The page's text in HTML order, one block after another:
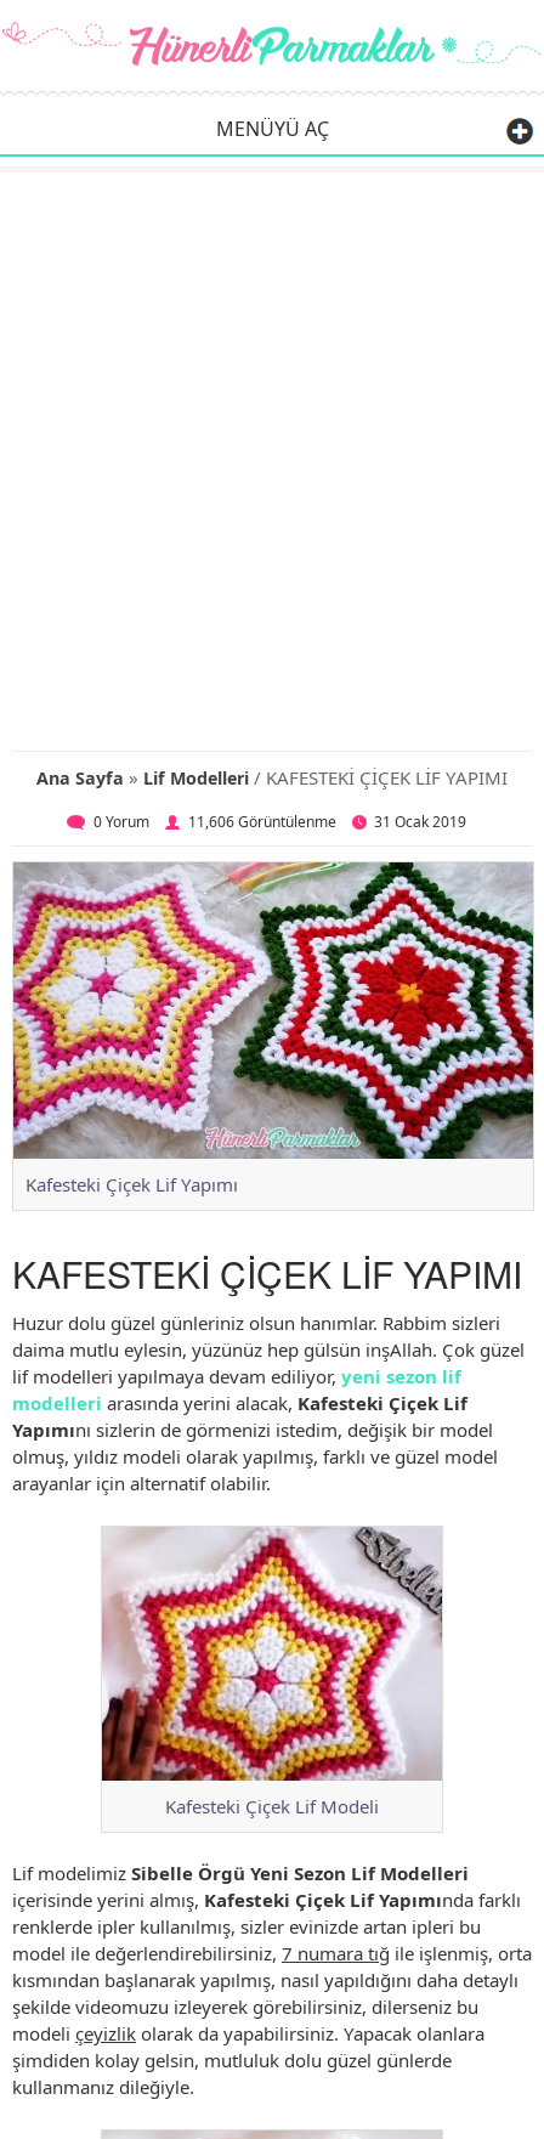
MENÜYÜ AÇ
Ana Sayfa » Lif Modelleri / KAFESTEKİ ÇİÇEK LİF YAPIMI
0 Yorum 11,606 Görüntülenme 31 Ocak 2019
Kafesteki Çiçek Lif Yapımı
KAFESTEKİ ÇİÇEK LİF YAPIMI
Huzur dolu güzel günleriniz olsun hanımlar. Rabbim sizleri
daima mutlu eylesin, yüzünüz hep gülsün inşAllah. Çok güzel
lif modelleri yapılmaya devam ediliyor, yeni sezon lif
modelleri arasında yerini alacak, Kafesteki Çiçek Lif
Yapımını sizlerin de görmenizi istedim, değişik bir model
olmuş, yıldız modeli olarak yapılmış, farklı ve güzel model
arayanlar için alternatif olabilir.
Kafesteki Çiçek Lif Modeli
Lif modelimiz Sibelle Örgü Yeni Sezon Lif Modelleri
içerisinde yerini almış, Kafesteki Çiçek Lif Yapımında farklı
renklerde ipler kullanılmış, sizler evinizde artan ipleri bu
model ile değerlendirebilirsiniz, 7 numara tığ ile işlenmiş, orta
kısmından başlanarak yapılmış, nasıl yapıldığını daha detaylı
şekilde videomuzu izleyerek görebilirsiniz, dilerseniz bu
modeli çeyizlik olarak da yapabilirsiniz. Yapacak olanlara
şimdiden kolay gelsin, mutluluk dolu güzel günlerde
kullanmanız dileğiyle.